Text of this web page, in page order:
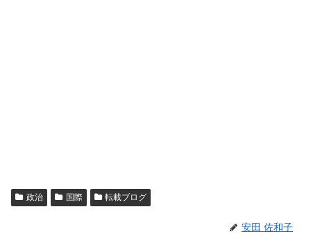
政治 国際 転載ブログ
安田 佐和子